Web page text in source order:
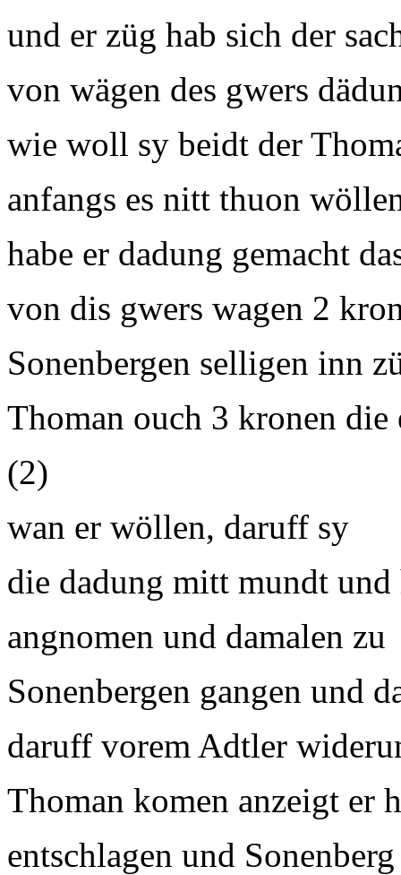
und er züg hab sich der
von wägen des gwers
wie woll sy beidt der
anfangs es nitt thuon
habe er dadung gemacht
von dis gwers wagen 2
Sonenbergen selligen inn
Thoman ouch 3 kronen die
(2)
wan er wöllen, daruff sy
die dadung mitt mundt und
angnomen und damalen zu
Sonenbergen gangen und
daruff vorem Adtler
Thoman komen anzeigt er
entschlagen und